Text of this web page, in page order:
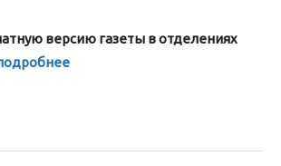
версию газеты в отделениях